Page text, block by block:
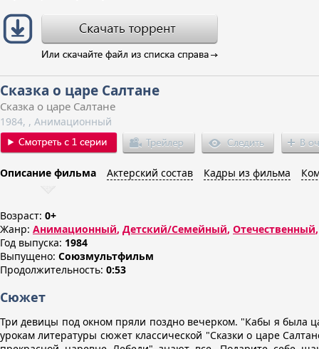
Сказка о царе Салтане
Сказка о царе Салтане
1984, , Анимационный
Описание фильма Актерский состав Кадры из фильма
Возраст: 0+
Жанр: Анимационный, Детский/Семейный, Отечественный
Год выпуска: 1984
Выпущено: Союзмультфильм
Продолжительность: 0:53
Сюжет
Три девицы под окном пряли поздно вечерком. "Кабы я была
урокам литературы сюжет классической "Сказки о царе